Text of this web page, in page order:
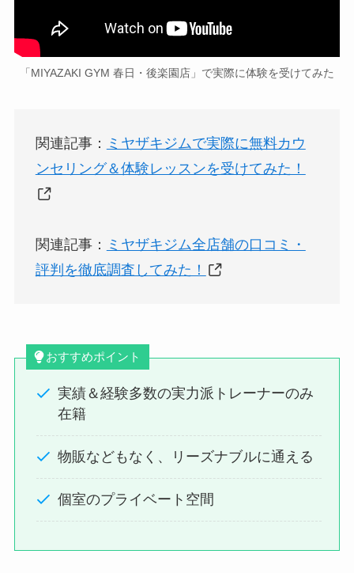
「MIYAZAKI GYM 春日・後楽園店」で実際に体験を受けてみた
関連記事： ミヤザキジムで実際に無料カウ
ンセリング＆体験レッスンを受けてみた！
関連記事： ミヤザキジム全店舗の口コミ・
評判を徹底調査してみた！
おすすめポイント
実績＆経験多数の実力派トレーナーのみ
在籍
物販などもなく、リーズナブルに通える
個室のプライベート空間